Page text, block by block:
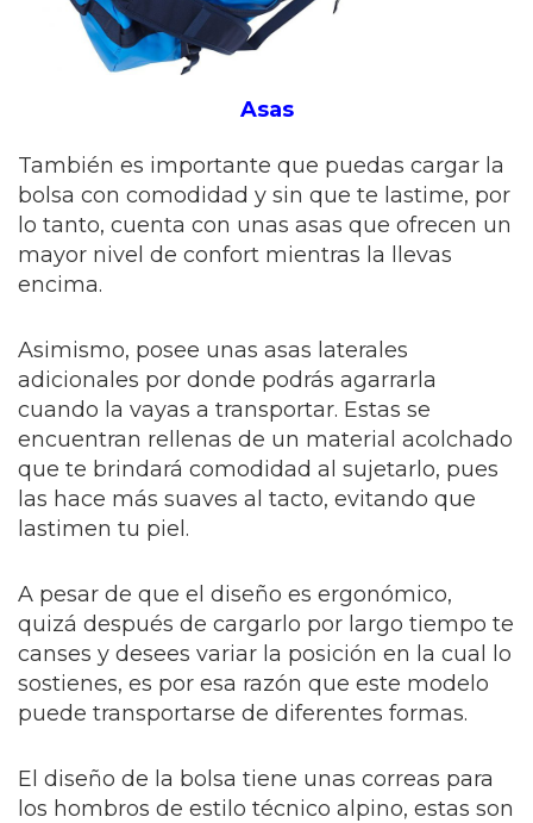
Asas
También es importante que puedas cargar la
bolsa con comodidad y sin que te lastime, por
lo tanto, cuenta con unas asas que ofrecen un
mayor nivel de confort mientras la llevas
encima.
Asimismo, posee unas asas laterales
adicionales por donde podrás agarrarla
cuando la vayas a transportar. Estas se
encuentran rellenas de un material acolchado
que te brindará comodidad al sujetarlo, pues
las hace más suaves al tacto, evitando que
lastimen tu piel.
A pesar de que el diseño es ergonómico,
quizá después de cargarlo por largo tiempo te
canses y desees variar la posición en la cual lo
sostienes, es por esa razón que este modelo
puede transportarse de diferentes formas.
El diseño de la bolsa tiene unas correas para
los hombros de estilo técnico alpino, estas son